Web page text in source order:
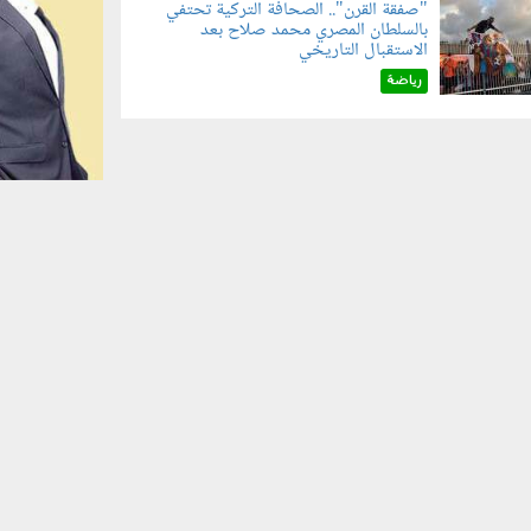
"صفقة القرن".. الصحافة التركية تحتفي
بالسلطان المصري محمد صلاح بعد
الاستقبال التاريخي
رياضة